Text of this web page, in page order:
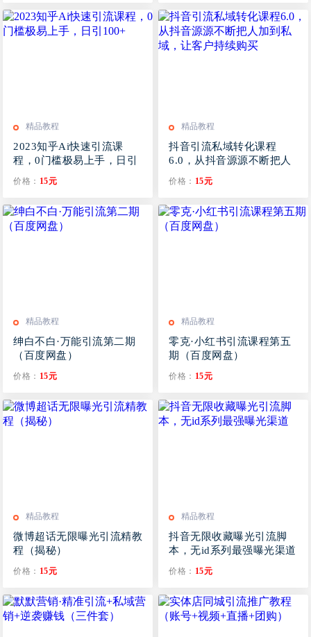
精品教程
2023知乎Ai快速引流课
程，0门槛极易上手，日引
价格： 15元
精品教程
抖音引流私域转化课程
6.0，从抖音源源不断把人
价格： 15元
精品教程
绅白不白·万能引流第二期
（百度网盘）
价格： 15元
精品教程
零克·小红书引流课程第五
期（百度网盘）
价格： 15元
精品教程
微博超话无限曝光引流精教
程（揭秘）
价格： 15元
精品教程
抖音无限收藏曝光引流脚
本，无id系列最强曝光渠道
价格： 15元